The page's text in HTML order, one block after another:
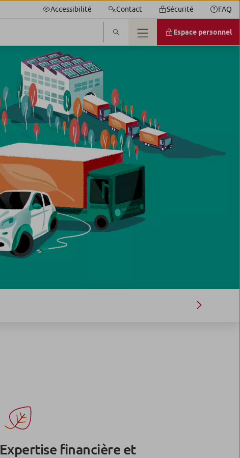
Accessibilité Contact Sécurité FAQ
Espace personnel
Expertise financière et